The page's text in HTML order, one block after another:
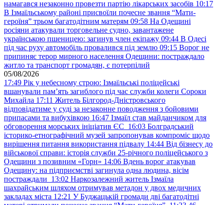
намагався незаконно провезти партію лікарських засобів 10:17
В Ізмаїльському районі присвоїли почесне звання “Мати-
героїня” трьом багатодітним матерям 09:58 На Одещині
росіяни атакували торговельне судно, завантажене
українською пшеницею: загинув член екіпажу 09:44 В Одесі
під час руху автомобіль провалився під землю 09:15 Ворог не
припиняє терор мирного населення Одещини: постраждало
житло та транспорт громадян, є потерпілий
05/08/2026
17:49 Рік у небесному строю: Ізмаїльські поліцейські
вшанували пам’ять загиблого під час служби колеги Сороки
Михайла 17:11 Житель Білгород-Дністровського
відповідатиме у суді за незаконне поводження з бойовими
припасами та вибухівкою 16:47 Ізмаїл став майданчиком для
обговорення морських ініціатив ЄС 16:03 Болградський
історико-етнографічний музей запропонував компроміс щодо
вирішення питання використання підвалу 14:44 Від бізнесу до
військової справи: історія служби 25-річного поліцейського з
Одещини з позивним «Горн» 14:06 Вдень ворог атакував
Одещину: на підприємстві загинула одна людина, вісім
постраждали 13:02 Наркозалежний житель Ізмаїла
шахрайським шляхом отримував метадон у двох медичних
закладах міста 12:21 У Буджацькій громади дві багатодітні